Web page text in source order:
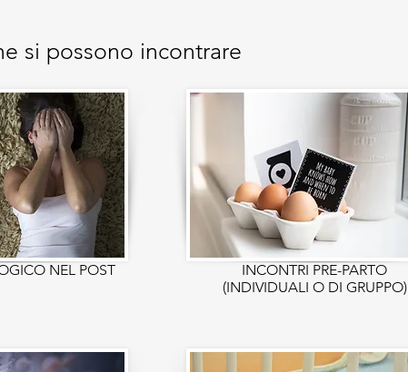
si possono incontrare
NEL POST
INCONTRI PRE-PARTO
(INDIVIDUALI O DI GRUPPO)